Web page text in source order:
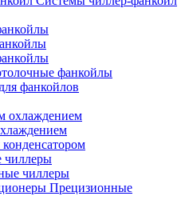
фанкойлы
фанкойлов
охлаждением
чиллеры
чиллеры
Прецизионные